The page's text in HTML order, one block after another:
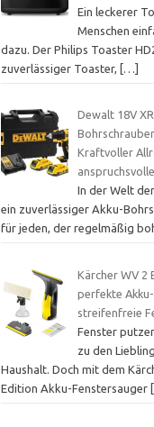
Ein leckerer
Menschen
dazu. Der Philips Toaster
zuverlässiger Toaster,
[…]
Dewalt 18V
Kraftvoller
In der Welt
ein zuverlässiger Akku-
für jeden, der regelmäßig
Kärcher WV 2
perfekte
streifenfreie
Fenster
zu den
Haushalt. Doch mit dem
Edition Akku-Fenstersauger